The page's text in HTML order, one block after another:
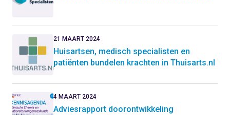
21 MAART 2024
Huisartsen, medisch specialisten en
patiënten bundelen krachten in Thuisarts.nl
4 MAART 2024
Adviesrapport doorontwikkeling